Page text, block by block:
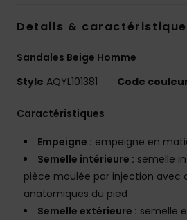
Details &
Sandales Beige Homme
Style AQYL101381 Code
Caractéristiques
Empeigne : empeigne en
Semelle intérieure : semelle
pièce moulée par injection avec
anatomiques du pied
Semelle extérieure : semelle